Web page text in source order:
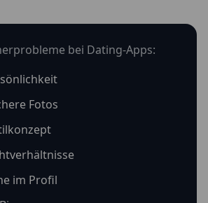
bei Dating-Apps:
Fotos
im Profil